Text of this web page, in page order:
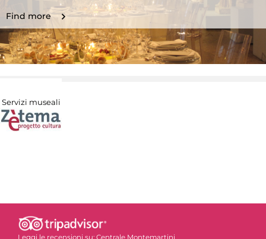
Find more
Servizi museali
Leggi le recensioni su: Centrale Montemartini